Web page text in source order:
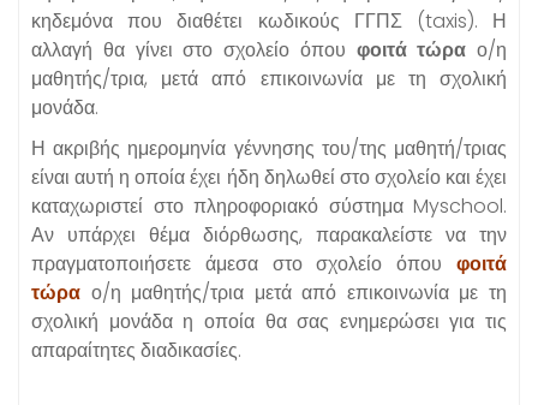
κηδεμόνα που διαθέτει κωδικούς ΓΓΠΣ (taxis). Η
αλλαγή θα γίνει στο σχολείο όπου φοιτά τώρα ο/η
μαθητής/τρια, μετά από επικοινωνία με τη σχολική
μονάδα.
Η ακριβής ημερομηνία γέννησης του/της μαθητή/τριας
είναι αυτή η οποία έχει ήδη δηλωθεί στο σχολείο και έχει
καταχωριστεί στο πληροφοριακό σύστημα Myschool.
Αν υπάρχει θέμα διόρθωσης, παρακαλείστε να την
πραγματοποιήσετε άμεσα στο σχολείο όπου φοιτά
τώρα ο/η μαθητής/τρια μετά από επικοινωνία με τη
σχολική μονάδα η οποία θα σας ενημερώσει για τις
απαραίτητες διαδικασίες.